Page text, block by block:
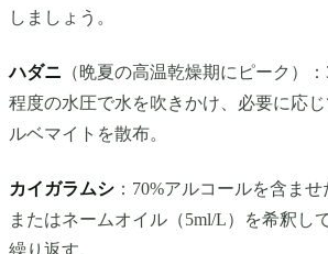
しましょう。
ハダニ （晩夏の高温乾燥期にピーク）
程度の水圧で水を吹きかけ、必要に応
ルベマイトを散布。
カイガラムシ ：70%アルコールを含ま
またはネームオイル（5ml/L）を希釈し